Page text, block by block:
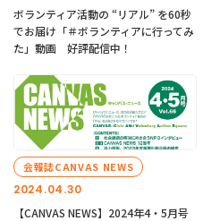
ボランティア活動の “リアル” を60秒
でお届け「＃ボランティアに行ってみ
た」動画 好評配信中！
2024.04.30
会報誌CANVAS NEWS
【CANVAS NEWS】2024年4・5月号